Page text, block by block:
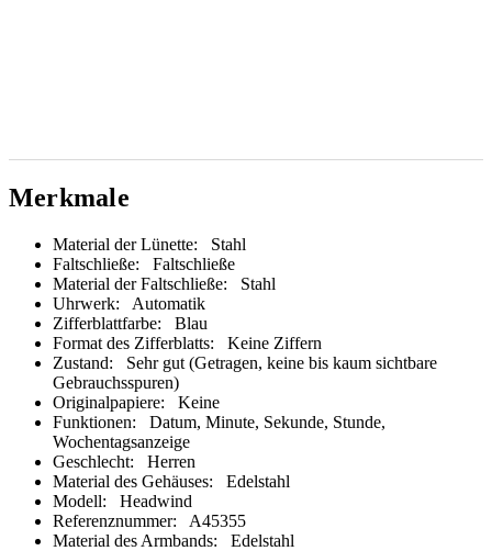
Merkmale
Material der Lünette:
Stahl
Faltschließe:
Faltschließe
Material der Faltschließe:
Stahl
Uhrwerk:
Automatik
Zifferblattfarbe:
Blau
Format des Zifferblatts:
Keine Ziffern
Zustand:
Sehr gut (Getragen, keine bis kaum sichtbare
Gebrauchsspuren)
Originalpapiere:
Keine
Funktionen:
Datum, Minute, Sekunde, Stunde,
Wochentagsanzeige
Geschlecht:
Herren
Material des Gehäuses:
Edelstahl
Modell:
Headwind
Referenznummer:
A45355
Material des Armbands:
Edelstahl